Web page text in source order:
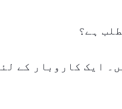
ہے؟
ایک کاروبار کے